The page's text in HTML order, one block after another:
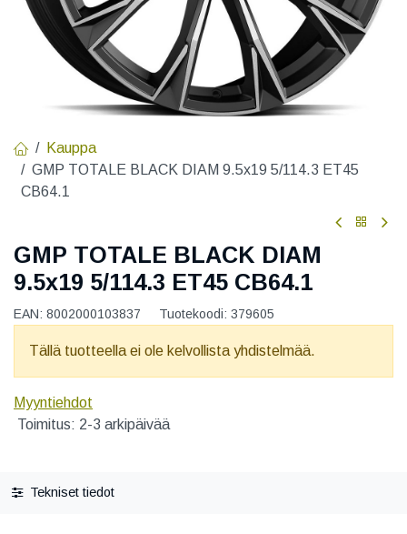
Kauppa
GMP TOTALE BLACK DIAM 9.5x19 5/114.3 ET45
CB64.1
GMP TOTALE BLACK DIAM
9.5x19 5/114.3 ET45 CB64.1
EAN: 8002000103837 Tuotekoodi: 379605
Tällä tuotteella ei ole kelvollista yhdistelmää.
Myyntiehdot
Toimitus: 2-3 arkipäivää
Tekniset tiedot